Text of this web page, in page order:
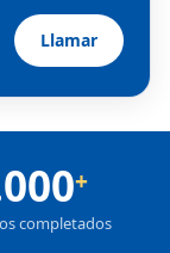
Llamar
+
completados